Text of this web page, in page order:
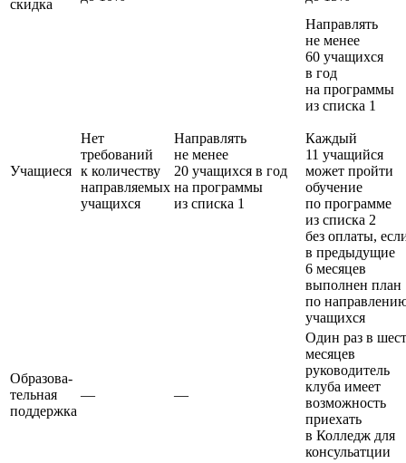
скидка
Учащиеся
Нет
требований
к количеству
направляемых
учащихся
Направлять
не менее
20 учащихся в год
на программы
из списка 1
Направлять
не менее
60 учащихся
в год
на программы
из списка 1
Каждый
11 учащийся
может пройти
обучение
по программе
из списка 2
без оплаты,
в предыдущие
6 месяцев
выполнен план
по
учащихся
Образова­
тельная
поддержка
— —
Один раз в
месяцев
руководитель
клуба имеет
возможность
приехать
в Колледж для
консульатции